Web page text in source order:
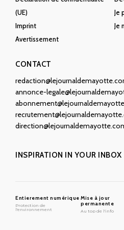
(UE)
Imprint
Avertissement
Je
Je
CONTACT
annonce-
INSPIRATION IN YOUR INBOX
Entierement numérique
Protection de
l'environnement
Mise à jour
permanente
Au top de l'info